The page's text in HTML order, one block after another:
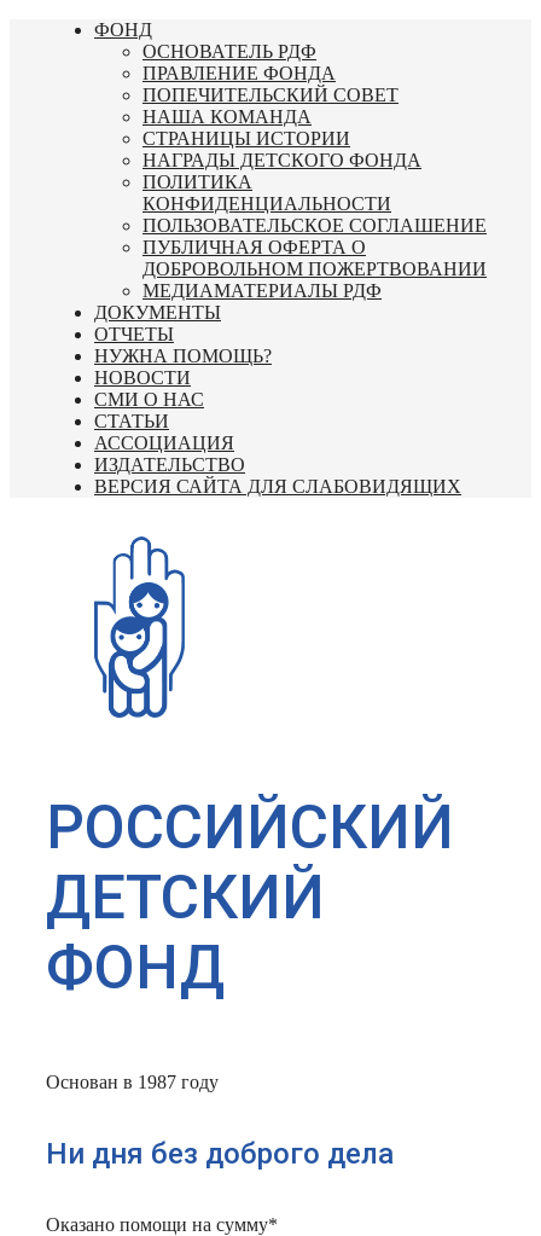
Перейти
ФОНД
ОСНОВАТЕЛЬ РДФ
ПРАВЛЕНИЕ ФОНДА
ПОПЕЧИТЕЛЬСКИЙ СОВЕТ
НАША КОМАНДА
СТРАНИЦЫ ИСТОРИИ
НАГРАДЫ ДЕТСКОГО ФОНДА
ПОЛИТИКА
КОНФИДЕНЦИАЛЬНОСТИ
ПОЛЬЗОВАТЕЛЬСКОЕ СОГЛАШЕНИЕ
ПУБЛИЧНАЯ ОФЕРТА О
ДОБРОВОЛЬНОМ ПОЖЕРТВОВАНИИ
МЕДИАМАТЕРИАЛЫ РДФ
ДОКУМЕНТЫ
ОТЧЕТЫ
НУЖНА ПОМОЩЬ?
НОВОСТИ
СМИ О НАС
СТАТЬИ
АССОЦИАЦИЯ
ИЗДАТЕЛЬСТВО
ВЕРСИЯ САЙТА ДЛЯ СЛАБОВИДЯЩИХ
РОССИЙСКИЙ
ДЕТСКИЙ
ФОНД
Основан в 1987 году
Ни дня без доброго дела
Оказано помощи на сумму*